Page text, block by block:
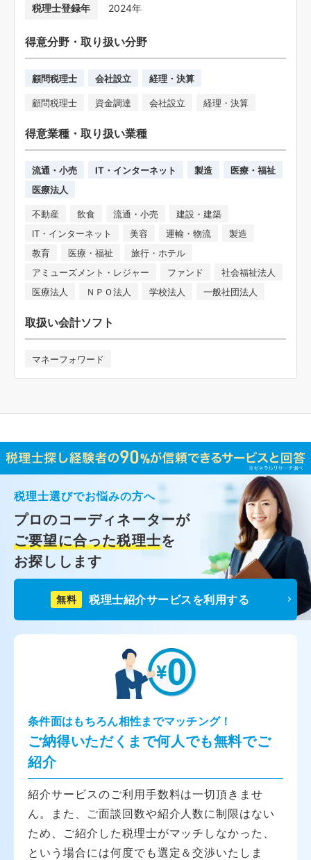
税理士登録年 2024年
得意分野・取り扱い分野
顧問税理士 会社設立 経理・決算
顧問税理士 資金調達 会社設立 経理・決算
得意業種・取り扱い業種
流通・小売 IT・インターネット 製造
医療・福祉
医療法人
不動産 飲食 流通・小売
建設・建築
IT・インターネット
美容 運輸・物流
製造
教育
医療・福祉
旅行・ホテル
アミューズメント・レジャー
ファンド
社会福祉法人
医療法人
ＮＰＯ法人 学校法人 一般社団法人
取扱い会計ソフト
マネーフォワード
税理士選びでお悩みの方へ
プロのコーディネーターが
ご要望に合った税理士を
お探しします
無料 税理士紹介サービスを利用する
条件面はもちろん相性までマッチング！
ご納得いただくまで何人でも無料でご
紹介
紹介サービスのご利用手数料は一切頂きませ
ん。また、ご面談回数や紹介人数に制限はない
ため、ご紹介した税理士がマッチしなかった、
という場合には何度でも選定＆交渉いたしま